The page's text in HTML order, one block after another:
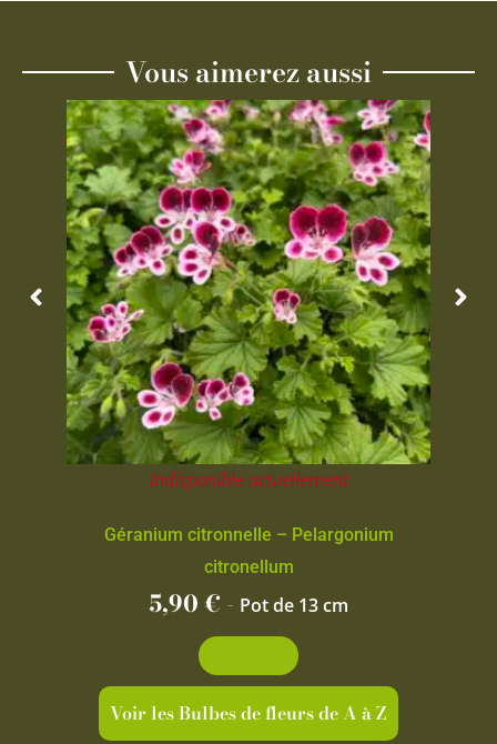
Vous aimerez aussi
Indisponible actuellement
Géranium citronnelle – Pelargonium
citronellum
5,90€ - Pot de 13 cm
Voir les Bulbes de fleurs de A à Z